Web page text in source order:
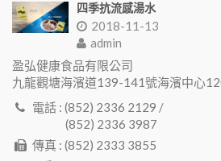
四季抗流感湯水
2018-11-13
admin
盈弘健康食品有限公司
九龍觀塘海濱道139-141號海濱中心
電話 : (852) 2336 2129 /
(852) 2336 3987
傳真 : (852) 2333 3855